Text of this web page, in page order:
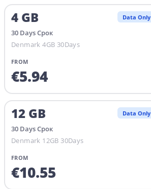
4 GB Data Only
30 DaysСрок
Denmark 4GB 30Days
FROM
€5.94
12 GB Data Only
30 DaysСрок
Denmark 12GB 30Days
FROM
€10.55